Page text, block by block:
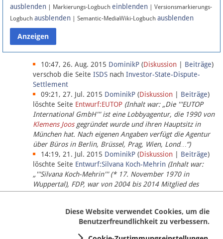
Anmelden
Datenschutz
Über Lobbypedia
Impressum
ausblenden | Markierungs-Logbuch einblenden | Versionsmarkierungs-
Logbuch ausblenden | Semantic-MediaWiki-Logbuch ausblenden
10:47, 26. Aug. 2015 DominikP (Diskussion Beiträge)
verschob die Seite ISDS nach Investor-State-Dispute-
Settlement
09:21, 27. Jul. 2015 DominikP (Diskussion Beiträge)
löschte Seite Entwurf:EUTOP (Inhalt war: „Die '''EUTOP
International GmbH''' ist eine Lobbyagentur, die 1990 von
Klemens Joosgegründet wurde und ihren Hauptsitz in
München hat. Nach eigenen Angaben verfügt die Agentur
über Büros in Berlin, Brüssel, Prag, Wien, Lond…“)
14:19, 21. Jul. 2015 DominikP (Diskussion Beiträge)
löschte Seite Entwurf:Silvana Koch-Mehrin (Inhalt war:
„'''Silvana Koch-Mehrin''' (* 17. November 1970 in
Wuppertal), FDP, war von 2004 bis 2014 Mitglied des
Europäischen Parlaments, seit November 2014 ist sie für
Diese Website verwendet Cookies, um die
Benutzerfreundlichkeit zu verbessern.